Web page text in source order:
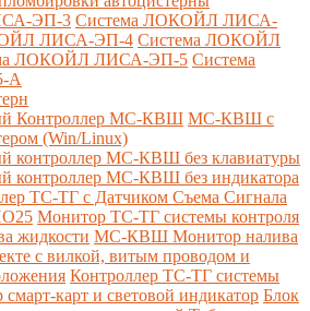
ЭП-3 Система ЛОКОЙЛ ЛИСА-
ЛИСА-ЭП-4 Система ЛОКОЙЛ
ЛОКОЙЛ ЛИСА-ЭП-5 Система
А
Контроллер МС-КВШ МС-КВШ с
(Win/Linux)
контроллер МС-КВШ без клавиатуры
контроллер МС-КВШ без индикатора
ТС-ТГ с Датчиком Съема Сигнала
Монитор ТС-ТГ системы контроля
жидкости МС-КВШ Монитор налива
с вилкой, витым проводом и
Контроллер ТС-ТГ системы
смарт-карт и световой индикатор Блок